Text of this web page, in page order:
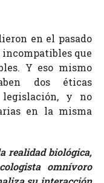
en el pasado
que
Y eso mismo
dos éticas
y no
en la misma
realidad biológica,
omnívoro